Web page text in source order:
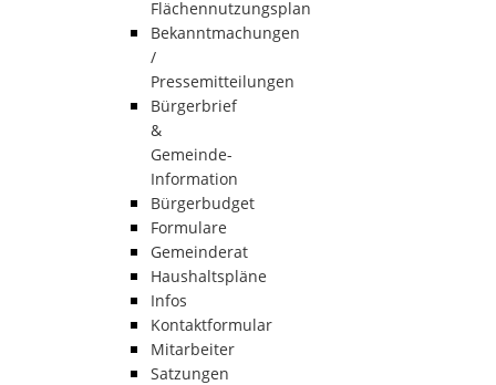
Flächennutzungsplan
Bekanntmachungen
/
Pressemitteilungen
Bürgerbrief
&
Gemeinde-
Information
Bürgerbudget
Formulare
Gemeinderat
Haushaltspläne
Infos
Kontaktformular
Mitarbeiter
Satzungen